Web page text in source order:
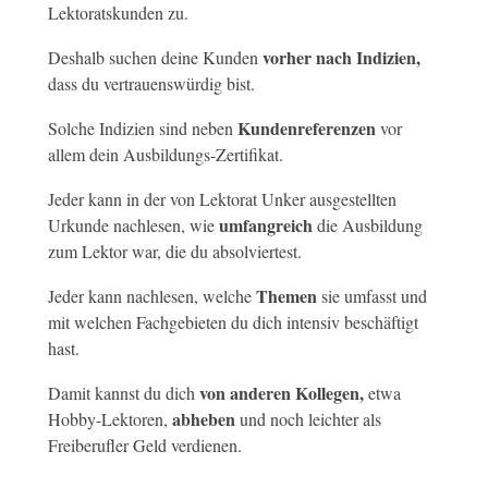
Lektoratskunden zu.
Deshalb suchen deine Kunden vorher nach Indizien,
dass du vertrauenswürdig bist.
Solche Indizien sind neben Kundenreferenzen vor
allem dein Ausbildungs-Zertifikat.
Jeder kann in der von Lektorat Unker ausgestellten
Urkunde nachlesen, wieumfangreich die Ausbildung
zum Lektor war, die du absolviertest.
Jeder kann nachlesen, welcheThemen sie umfasst und
mit welchen Fachgebieten du dich intensiv beschäftigt
hast.
Damit kannst du dich von anderen Kollegen,etwa
Hobby-Lektoren, abheben und noch leichter als
Freiberufler Geld verdienen.